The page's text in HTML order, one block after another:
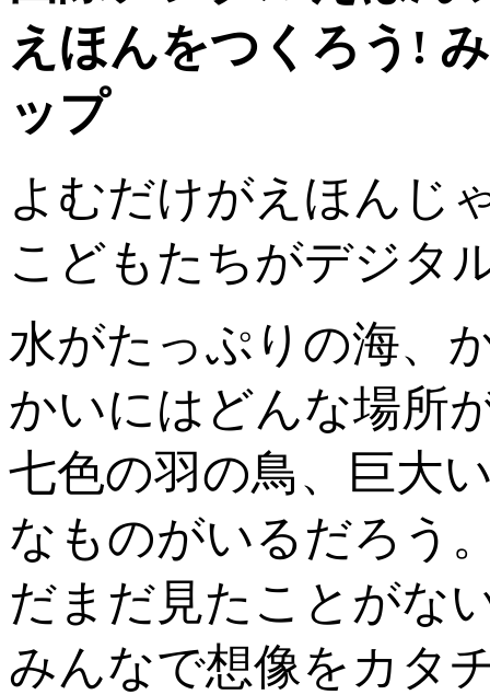
えほんをつくろう!
ップ
よむだけがえほんじ
こどもたちがデジタ
水がたっぷりの海、
かいにはどんな場所
七色の羽の鳥、巨大
なものがいるだろう
だまだ見たことがな
みんなで想像をカタ